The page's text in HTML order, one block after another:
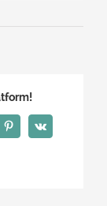
Pinterest
Vk